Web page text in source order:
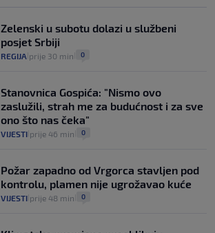
Plenković na 15 dana ukine mjere: "Ne bi
se dogodilo ništa. Vlada se zaljubila u te
intervencije"
30. srp.
Zelenski u subotu dolazi u službeni
posjet Srbiji
REGIJA prije 30 min 0
Stanovnica Gospića: "Nismo ovo
zaslužili, strah me za budućnost i za sve
ono što nas čeka"
VIJESTI prije 46 min 0
Požar zapadno od Vrgorca stavljen pod
kontrolu, plamen nije ugrožavao kuće
VIJESTI prije 48 min 0